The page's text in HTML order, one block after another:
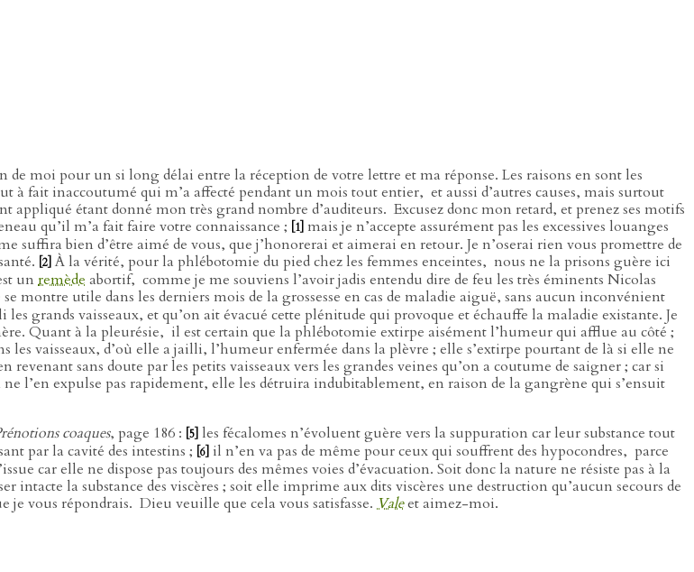
moi pour un si long délai entre la réception de votre lettre et ma réponse. Les raisons en sont les
à fait inaccoutumé qui m’a affecté pendant un mois tout entier, et aussi d’autres causes, mais surtout
appliqué étant donné mon très grand nombre d’auditeurs. Excusez donc mon retard, et prenez ses motifs
qu’il m’a fait faire votre connaissance ;
[1] mais je n’accepte assurément pas les excessives louanges
suffira bien d’être aimé de vous, que j’honorerai et aimerai en retour. Je n’oserai rien vous promettre de
[2] À la vérité, pour la phlébotomie du pied chez les femmes enceintes, nous ne la prisons guère ici
un remède abortif, comme je me souviens l’avoir jadis entendu dire de feu les très éminents Nicolas
montre utile dans les derniers mois de la grossesse en cas de maladie aiguë, sans aucun inconvénient
les grands vaisseaux, et qu’on ait évacué cette plénitude qui provoque et échauffe la maladie existante. Je
Quant à la pleurésie, il est certain que la phlébotomie extirpe aisément l’humeur qui afflue au côté ;
vaisseaux, d’où elle a jailli, l’humeur enfermée dans la plèvre ; elle s’extirpe pourtant de là si elle ne
revenant sans doute par les petits vaisseaux vers les grandes veines qu’on a coutume de saigner ; car si
ne l’en expulse pas rapidement, elle les détruira indubitablement, en raison de la gangrène qui s’ensuit
coaques, page 186 : [5] les fécalomes n’évoluent guère vers la suppuration car leur substance tout
par la cavité des intestins ; [6] il n’en va pas de même pour ceux qui souffrent des hypocondres, parce
car elle ne dispose pas toujours des mêmes voies d’évacuation. Soit donc la nature ne résiste pas à la
la substance des viscères ; soit elle imprime aux dits viscères une destruction qu’aucun secours de
je vous répondrais. Dieu veuille que cela vous satisfasse. Valeet aimez-moi.